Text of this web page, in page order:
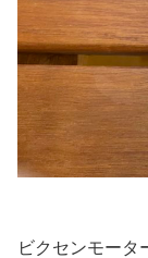
ビクセンモータ